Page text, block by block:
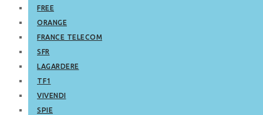
FREE
ORANGE
FRANCE TELECOM
SFR
LAGARDERE
TF1
VIVENDI
SPIE